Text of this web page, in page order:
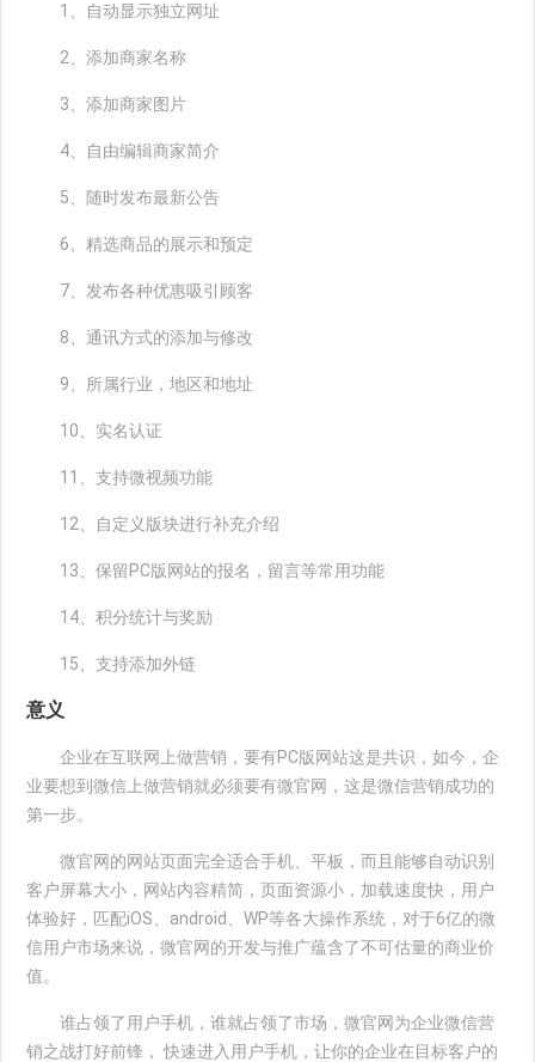
1、自动显示独立网址
2、添加商家名称
3、添加商家图片
4、自由编辑商家简介
5、随时发布最新公告
6、精选商品的展示和预定
7、发布各种优惠吸引顾客
8、通讯方式的添加与修改
9、所属行业，地区和地址
10、实名认证
11、支持微视频功能
12、自定义版块进行补充介绍
13、保留PC版网站的报名，留言等常用功能
14、积分统计与奖励
15、支持添加外链
意义
企业在互联网上做营销，要有PC版网站这是共识，如今，企
业要想到微信上做营销就必须要有微官网，这是微信营销成功的
第一步。
微官网的网站页面完全适合手机、平板，而且能够自动识别
客户屏幕大小，网站内容精简，页面资源小，加载速度快，用户
体验好，匹配iOS、android、WP等各大操作系统，对于6亿的微
信用户市场来说，微官网的开发与推广蕴含了不可估量的商业价
值。
谁占领了用户手机，谁就占领了市场，微官网为企业微信营
销之战打好前锋， 快速进入用户手机，让你的企业在目标客户的